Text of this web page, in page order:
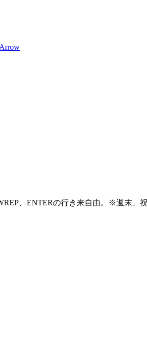
、ENTERの行き来自由。※週末、